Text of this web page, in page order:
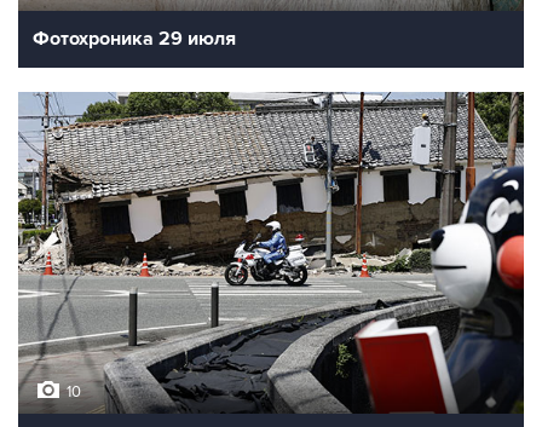
Фотохроника 29 июля
10